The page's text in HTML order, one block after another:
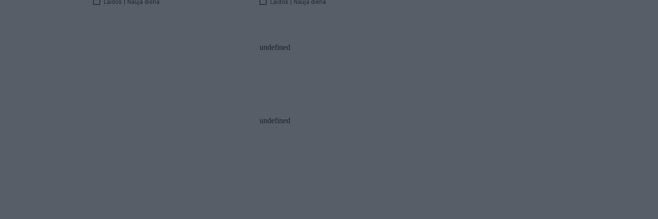
Laidos | Nauja diena Laidos | Nauja diena